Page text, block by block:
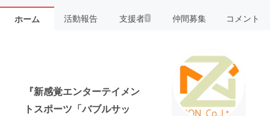
ホーム 活動報告 支援者 1 仲間募集 コメント
『新感覚エンターテイメン
トスポーツ「バブルサッ